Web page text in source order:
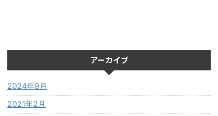
アーカイブ
2024年9月
2021年2月